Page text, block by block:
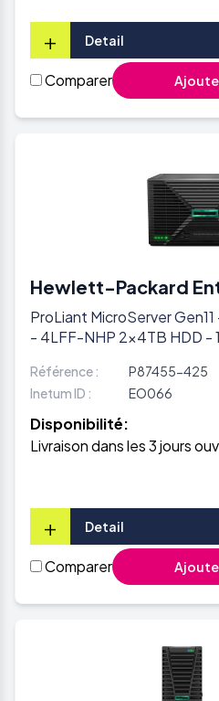
+ Detail
Comparer
Hewlett-Packard
ProLiant MicroServer
- 4LFF-NHP 2x4TB HDD -
Référence :
P87455-425
Inetum ID :
EO066
Disponibilité:
Livraison dans les 3 jours
+ Detail
Comparer